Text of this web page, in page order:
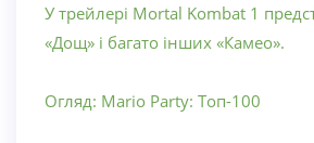
У трейлері Mortal Kombat 1
«Дощ» і багато інших «Камео».
Огляд: Mario Party: Топ-100